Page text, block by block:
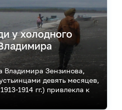
у холодного
Владимира Зензинова,
девять месяцев,
1914 гг.) привлекла к